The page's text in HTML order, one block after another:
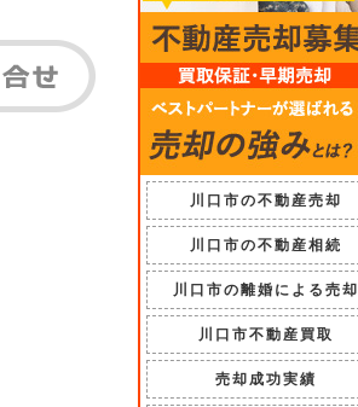
川口市の不動産売却
川口市の不動産相続
川口市の離婚による売却
川口市不動産買取
売却成功実績